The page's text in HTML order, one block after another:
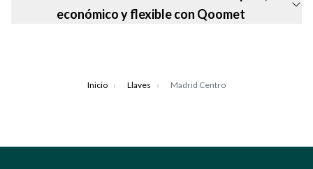
económico y flexible con Qoomet
Inicio › Llaves › Madrid Centro